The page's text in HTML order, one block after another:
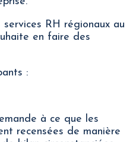
RH régionaux au
en faire des
:
à ce que les
recensées de manière